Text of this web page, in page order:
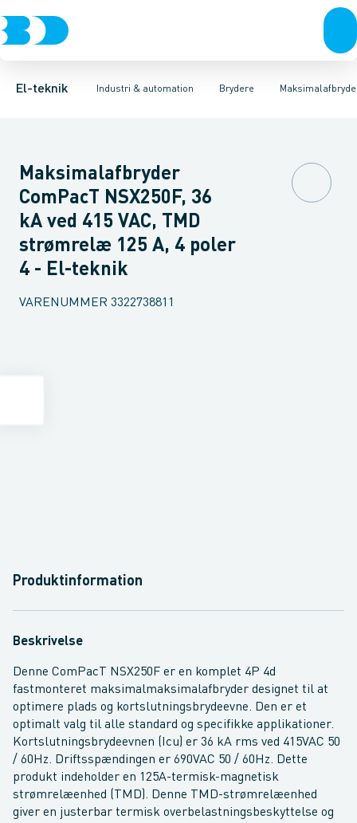
El-teknik Industri & automation
Afbrydere, stikkontakter & lampeudtagForgreningsmateriel
Brydere
Industristiksystemer Frekvensomformere og softstartere
Motorbetjening for effektafbryder Ombygningssæt til
Maksimalafbryder
ComPacT NSX250F, 36
kA ved 415 VAC, TMD
strømrelæ 125 A, 4 poler
4 - El-teknik
VARENUMMER 3322738811
Produktinformation
Beskrivelse
Denne ComPacT NSX250F er en komplet 4P 4d
fastmonteret maksimalmaksimalafbryder designet til at
optimere plads og kortslutningsbrydeevne. Den er et
optimalt valg til alle standard og specifikke applikationer.
Kortslutningsbrydeevnen (Icu) er 36 kA rms ved 415VAC 50
/ 60Hz. Driftsspændingen er 690VAC 50 / 60Hz. Dette
produkt indeholder en 125A-termisk-magnetisk
strømrelæenhed (TMD). Denne TMD-strømrelæenhed
giver en justerbar termisk overbelastningsbeskyttelse og